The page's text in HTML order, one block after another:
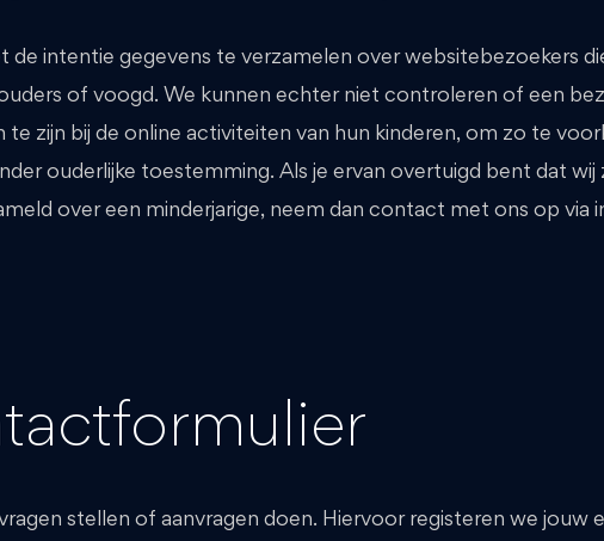
intentie gegevens te verzamelen over websitebezoekers
of voogd. We kunnen echter niet controleren of een
zijn bij de online activiteiten van hun kinderen, om zo te
ouderlijke toestemming. Als je ervan overtuigd bent dat
over een minderjarige, neem dan contact met ons op via
stellen of aanvragen doen. Hiervoor registeren we jouw